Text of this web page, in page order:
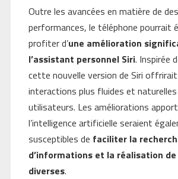
Outre les avancées en matière de
performances, le téléphone pourrait
profiter d’une amélioration
l’assistant personnel Siri. Inspirée
cette nouvelle version de Siri
interactions plus fluides et naturelles
utilisateurs. Les améliorations
l’intelligence artificielle seraient
susceptibles de faciliter la
d’informations et la réalisation
diverses.